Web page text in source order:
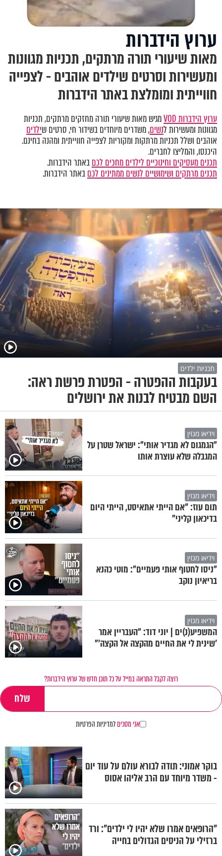
ערוץ הידברות
מאות שיעורי תורה מרתקים, תכניות מגוונות
ומעשירות וסרטים שילדים אוהבים - לצפייה
חווייתית ומומלצת באתר הידברות
ערוץ הידברות VOD
מגיש מאות שיעורי תורה מחזקים מרתקים, תכניות
מגוונות ומעשירות לנשים, משדרים מיוחדים בשידור חי, סרטים שילדים
אוהבים ושלל תכניות מרתקות ומקוריות לצפייה חווייתית ומהנה בחינם.
היכנסו, והמליצו לחברים.
תכנים מעסיקים וחינוכיים לילדים מחכים לכםבאתר הידברות.
תכנים מרתקים ושימושיים לנשים ממתינים לכםבאתר הידברות.
תכניות ילדים
בעקבות ההפטרה - הפטרת פרשת ראה:
השם מבטיח לבנות את ירושלים
וידיאו מגזין
"הגמגום לא מגדיר אותי": ישראל שטרן על
המגבלה שלא עוצרת אותו
וידיאו מגזין
תום עוז: "אם הייתי אתאיסט, הייתי היום
בדיכאון קליני"
וידיאו מגזין
"ניסו לחטוף אותי פעמיים": מוטי כהנא
בריאיון נוקב
וידיאו מגזין
המשפיע(נ)ים | יוני דוד: "העבריין אמר
'שינית לי את החיים מהקצה אל הקצה'"
רוצה לקבל התראה במייל על כל תוכן חדש של ערוץ הידברות?
אני מסכיםלמדיניות הפרטיות
בוקר אמוני: תודה לבורא עולם על עוד יום
- משדר מיוחד עם הרב אליהו אסוס
"הרופאים אמרו שלא יהיו לי ילדים": ורד
ברזילי על הניסים הגדולים בחייה